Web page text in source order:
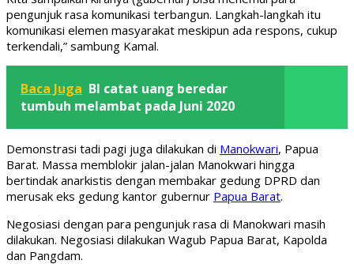
pengunjuk rasa komunikasi terbangun. Langkah-langkah itu
komunikasi elemen masyarakat meskipun ada respons, cukup
terkendali,” sambung Kamal.
Baca Juga BI catat uang beredar
tumbuh melambat pada Juni 2020
Demonstrasi tadi pagi juga dilakukan di Manokwari, Papua
Barat. Massa memblokir jalan-jalan Manokwari hingga
bertindak anarkistis dengan membakar gedung DPRD dan
merusak eks gedung kantor gubernur Papua Barat.
Negosiasi dengan para pengunjuk rasa di Manokwari masih
dilakukan. Negosiasi dilakukan Wagub Papua Barat, Kapolda
dan Pangdam.